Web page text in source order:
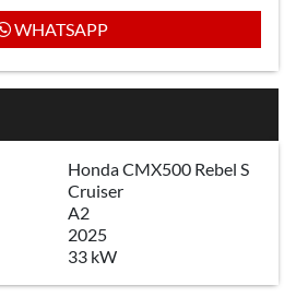
WHATSAPP
Honda CMX500 Rebel S
Cruiser
A2
2025
33 kW